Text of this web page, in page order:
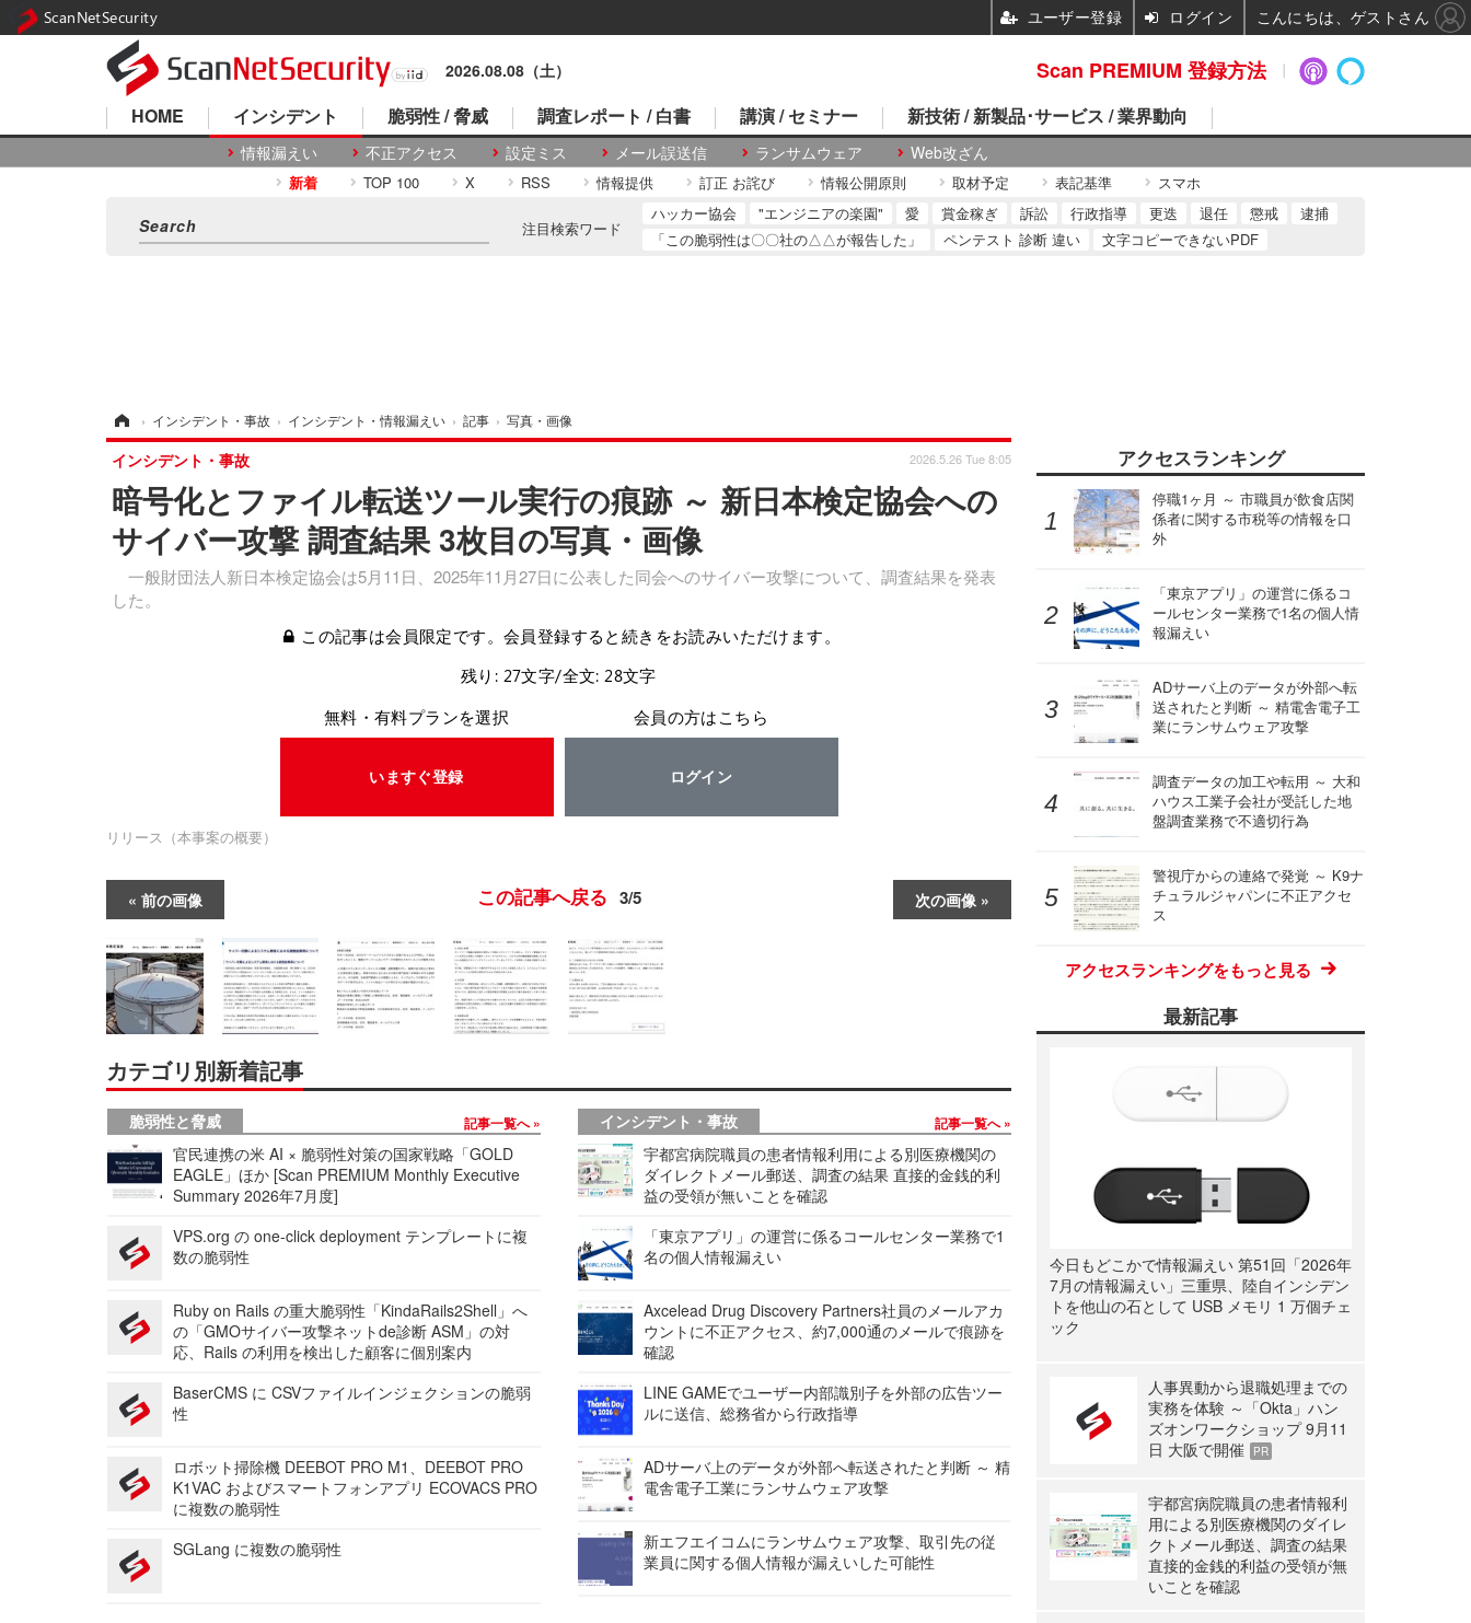
2026.08.08（土）
HOME インシデント
情報漏えい 不正アクセス 設定ミス メール誤送信 ランサムウェア Web改ざん
脆弱性 / 脅威 調査レポート / 白書 講演 / セミナー 新技術 / 新製品･サービス / 業界動向
新着 TOP 100 X RSS 情報提供 訂正 お詫び 情報公開原則 取材予定 表記基準 スマホ
注目検索ワード
ハッカー協会 "エンジニアの楽園" 愛 賞金稼ぎ 訴訟 行政指導 更迭 退任 懲戒
逮捕
「この脆弱性は〇〇社の△△が報告した」
ペンテスト 診断 違い 文字コピーできないPDF
› インシデント・事故 › インシデント・情報漏えい › 記事 › 写真・画像
暗号化とファイル転送ツール実行の痕跡 ～ 新日本検定協会への
サイバー攻撃 調査結果 3枚目の写真・画像
一般財団法人新日本検定協会は5月11日、2025年11月27日に公表した同会へのサイバー攻撃について、調査結果を発表
した。
インシデント・事故 2026.5.26 Tue 8:05
この記事は会員限定です。会員登録すると続きをお読みいただけます。
残り: 27文字/全文: 28文字
無料・有料プランを選択
いますぐ登録
会員の方はこちら
ログイン
リリース（本事案の概要）
前の画像 次の画像
この記事へ戻る 3/5
カテゴリ別新着記事
脆弱性と脅威 記事一覧へ
官民連携の米 AI × 脆弱性対策の国家戦略「GOLD
EAGLE」ほか [Scan PREMIUM Monthly Executive
Summary 2026年7月度]
VPS.org の one-click deployment テンプレートに複
数の脆弱性
Ruby on Rails の重大脆弱性「KindaRails2Shell」へ
の「GMOサイバー攻撃ネットde診断 ASM」の対
応、Rails の利用を検出した顧客に個別案内
BaserCMS に CSVファイルインジェクションの脆弱
性
ロボット掃除機 DEEBOT PRO M1、DEEBOT PRO
K1VAC およびスマートフォンアプリ ECOVACS PRO
に複数の脆弱性
SGLang に複数の脆弱性
インシデント・事故 記事一覧へ
宇都宮病院職員の患者情報利用による別医療機関の
ダイレクトメール郵送、調査の結果 直接的金銭的利
益の受領が無いことを確認
「東京アプリ」の運営に係るコールセンター業務で1
名の個人情報漏えい
Axcelead Drug Discovery Partners社員のメールアカ
ウントに不正アクセス、約7,000通のメールで痕跡を
確認
LINE GAMEでユーザー内部識別子を外部の広告ツー
ルに送信、総務省から行政指導
ADサーバ上のデータが外部へ転送されたと判断 ～ 精
電舎電子工業にランサムウェア攻撃
新エフエイコムにランサムウェア攻撃、取引先の従
業員に関する個人情報が漏えいした可能性
アクセスランキング
停職1ヶ月 ～ 市職員が飲食店関
係者に関する市税等の情報を口
外
「東京アプリ」の運営に係るコ
ールセンター業務で1名の個人情
報漏えい
ADサーバ上のデータが外部へ転
送されたと判断 ～ 精電舎電子工
業にランサムウェア攻撃
調査データの加工や転用 ～ 大和
ハウス工業子会社が受託した地
盤調査業務で不適切行為
警視庁からの連絡で発覚 ～ K9ナ
チュラルジャパンに不正アクセ
ス
アクセスランキングをもっと見る
最新記事
今日もどこかで情報漏えい 第51回「2026年
7月の情報漏えい」三重県、陸自インシデン
トを他山の石として USB メモリ 1 万個チェ
ック
人事異動から退職処理までの
実務を体験 ～「Okta」ハン
ズオンワークショップ 9月11
日 大阪で開催
PR
宇都宮病院職員の患者情報利
用による別医療機関のダイレ
クトメール郵送、調査の結果
直接的金銭的利益の受領が無
いことを確認
Scan PREMIUM 登録方法
ScanNetSecurity ユーザー登録 ログイン こんにちは、ゲストさん